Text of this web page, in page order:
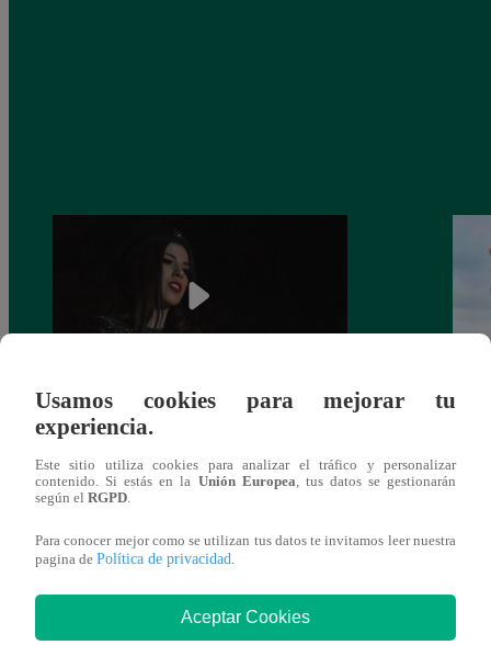
¿Yahaira Plasencia y Maritza Rodríguez
También te puede
Usamos cookies para mejorar tu
experiencia.
Este sitio utiliza cookies para analizar el tráfico y personalizar
contenido. Si estás en la Unión Europea, tus datos se gestionarán
según el RGPD.
Para conocer mejor como se utilizan tus datos te invitamos leer nuestra
pagina de Política de privacidad.
Aceptar Cookies